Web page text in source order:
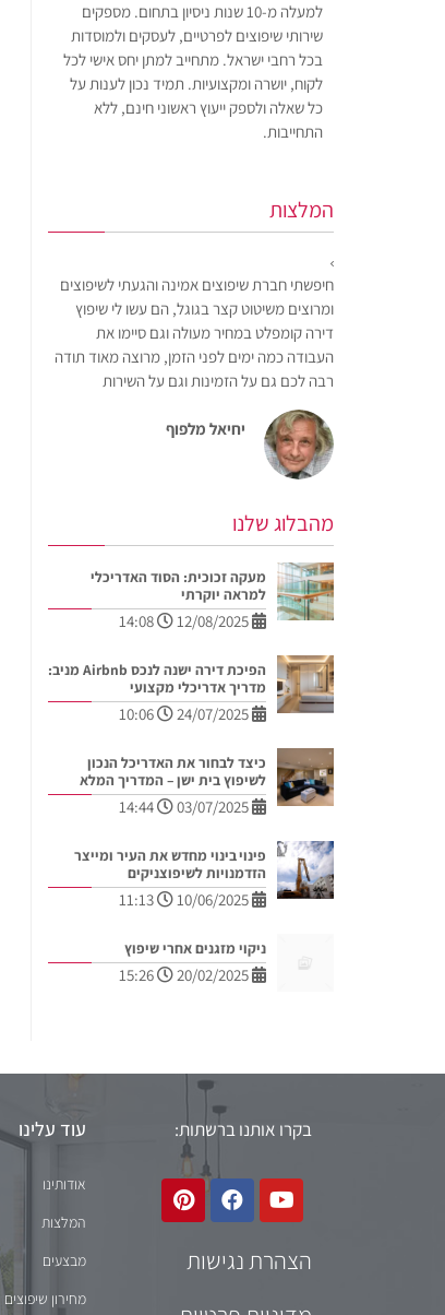
למעלה מ-10 שנות ניסיון בתחום. מספקים
שירותי שיפוצים לפרטיים, לעסקים ולמוסדות
בכל רחבי ישראל. מתחייב למתן יחס אישי לכל
לקוח, יושרה ומקצועיות. תמיד נכון לענות על
כל שאלה ולספק ייעוץ ראשוני חינם, ללא
התחייבות.
המלצות
חיפשתי חברת שיפוצים אמינה והגעתי לשיפוצים
ומרוצים משיטוט קצר בגוגל, הם עשו לי שיפוץ
דירה קומפלט במחיר מעולה וגם סיימו את
העבודה כמה ימים לפני הזמן, מרוצה מאוד תודה
רבה לכם גם על הזמינות וגם על השירות
יחיאל מלפוף
מהבלוג שלנו
מעקה זכוכית: הסוד האדריכלי
למראה יוקרתי
12/08/2025
14:08
הפיכת דירה ישנה לנכס Airbnb מניב:
מדריך אדריכלי מקצועי
24/07/2025
10:06
כיצד לבחור את האדריכל הנכון
לשיפוץ בית ישן – המדריך המלא
03/07/2025
14:44
פינוי בינוי מחדש את העיר ומייצר
הזדמנויות לשיפוצניקים
10/06/2025
11:13
ניקוי מזגנים אחרי שיפוץ
20/02/2025
15:26
בקרו אותנו ברשתות:
הצהרת נגישות
עוד עלינו
אודותינו
המלצות
מבצעים
מחירון שיפוצים